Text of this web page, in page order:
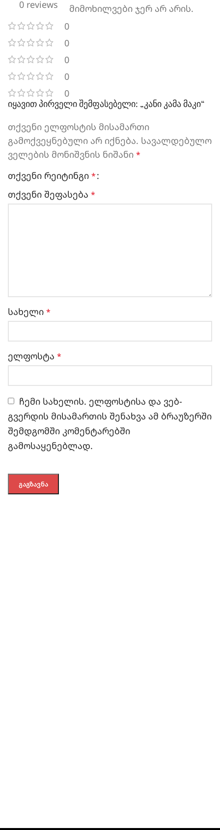
0 reviews
0
0
0
0
0
მიმოხილვები ჯერ არ არის.
იყავით პირველი შემფასებელი: „კანი კამა მაკი“
თქვენი ელფოსტის მისამართი
გამოქვეყნებული არ იქნება. სავალდებულო
ველების მონიშვნის ნიშანი *
თქვენი რეიტინგი *
თქვენი შეფასება *
სახელი *
ელფოსტა *
ჩემი სახელის. ელფოსტისა და ვებ-
გვერდის მისამართის შენახვა ამ ბრაუზერში
შემდგომში კომენტარებში
გამოსაყენებლად.